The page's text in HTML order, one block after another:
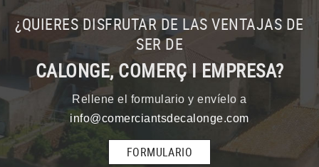
¿QUIERES DISFRUTAR DE LAS VENTAJAS DE
SER DE
CALONGE, COMERÇ I EMPRESA?
Rellene el formulario y envíelo a
info@comerciantsdecalonge.com
FORMULARIO